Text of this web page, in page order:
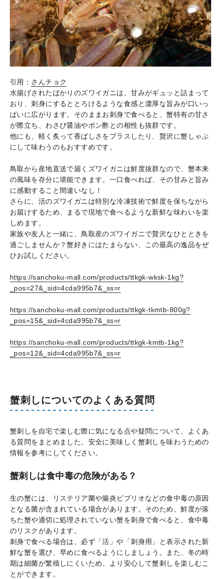
引用： さんチョク
水揚げされたばかりのズワイガニは、甘みがギュッと詰まって
おり、刺身にするととろけるような食感と濃厚な旨みが口いっ
ぱいに広がります。 そのままお刺身で食べると、蟹特有の甘さ
が際立ち、わさび醤油やポン酢との相性も抜群です。
他にも、軽く炙って香ばしさをプラスしたり、贅沢に蟹しゃぶ
にして味わうのもおすすめです。
鳥取から産地直送で届くズワイガニは鮮度抜群なので、蟹本来
の風味を存分に堪能できます。一口食べれば、その甘みと旨み
に感動すること間違いなし！
さらに、活のズワイガニは特別な冷凍技術で鮮度を保ちながら
お届けするため、まるで現地で食べるような新鮮な味わいを楽
しめます。
家族や友人と一緒に、鳥取産のズワイガニで贅沢なひとときを
過ごしませんか？蟹好きにはたまらない、この最高の逸品をぜ
ひお試しください。
https://sanchoku-mall.com/products/ttkgk-wksk-1kg?
_pos=27&_sid=4cda995b7&_ss=r
https://sanchoku-mall.com/products/ttkgk-tkmtb-800g?
_pos=15&_sid=4cda995b7&_ss=r
https://sanchoku-mall.com/products/ttkgk-kmtb-1kg?
_pos=12&_sid=4cda995b7&_ss=r
蟹刺しについてのよくある質問
蟹刺しを自宅で楽しむ際に気になる点や疑問について、よくあ
る質問をまとめました。安全に美味しく蟹刺しを味わうための
情報を参考にしてください。
蟹刺しは食中毒の危険がある？
生の蟹には、リステリア菌や腸炎ビブリオなどの食中毒の原因
となる菌が含まれている場合があります。そのため、鮮度が落
ちた蟹や適切に処理されていない蟹を刺身で食べると、食中毒
のリスクがあります。
刺身で食べる場合は、必ず「活」や「刺身用」と表示された新
鮮な蟹を選び、早めに食べるようにしましょう。また、冬の時
期は細菌が繁殖しにくいため、より安心して蟹刺しを楽しむこ
とができます。